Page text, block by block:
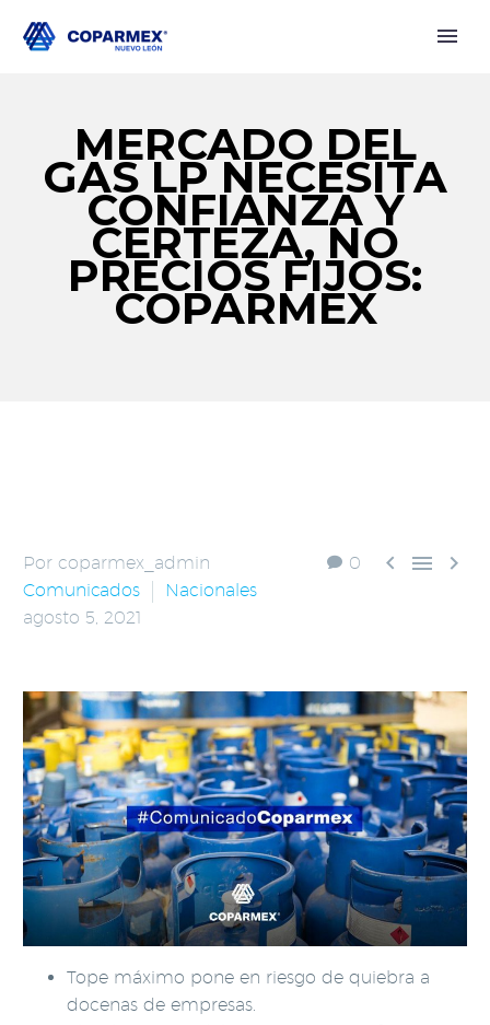
MERCADO DEL
GAS LP NECESITA
CONFIANZA Y
CERTEZA, NO
PRECIOS FIJOS:
COPARMEX
0   
Por coparmex_admin
Comunicados
Nacionales
agosto 5, 2021
Tope máximo pone en riesgo de quiebra a
docenas de empresas.